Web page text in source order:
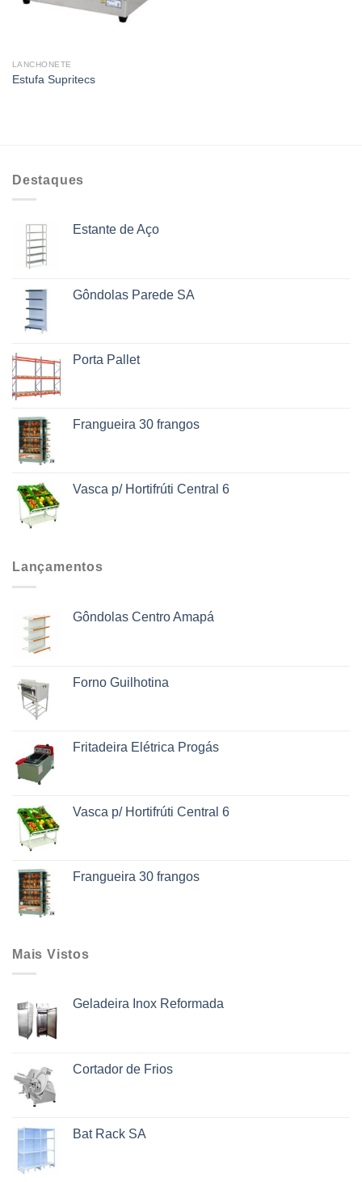
LANCHONETE
Estufa Supritecs
Destaques
Estante de Aço
Gôndolas Parede SA
Porta Pallet
Frangueira 30 frangos
Vasca p/ Hortifrúti Central 6
Lançamentos
Gôndolas Centro Amapá
Forno Guilhotina
Fritadeira Elétrica Progás
Vasca p/ Hortifrúti Central 6
Frangueira 30 frangos
Mais Vistos
Geladeira Inox Reformada
Cortador de Frios
Bat Rack SA